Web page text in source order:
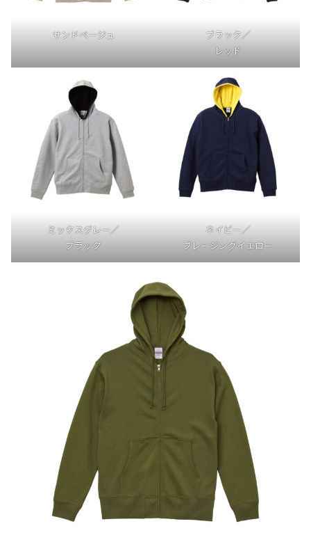
サンドベージュ
ブラック／
レッド
ミックスグレー／
ブラック
ネイビー／
ブレージングイエロー